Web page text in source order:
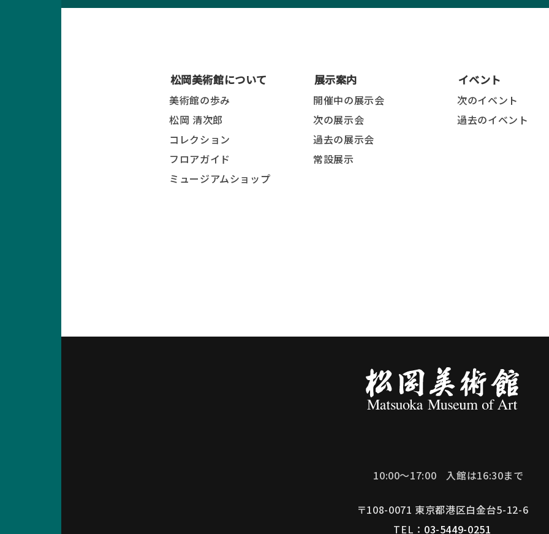
松岡美術館について
美術館の歩み
松岡 清次郎
コレクション
フロアガイド
ミュージアムショップ
展示案内
開催中の展示会
次の展示会
過去の展示会
常設展示
イベント
次のイベント
過去のイベント
10:00～17:00 入館は16:30まで
〒108-0071 東京都港区白金台5-12-6
TEL： 03-5449-0251